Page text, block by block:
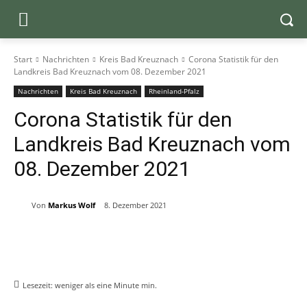
Start Nachrichten Kreis Bad Kreuznach
Corona Statistik für den
Landkreis Bad Kreuznach vom 08. Dezember 2021
Nachrichten Kreis Bad Kreuznach Rheinland-Pfalz
Corona Statistik für den
Landkreis Bad Kreuznach vom
08. Dezember 2021
Von Markus Wolf 8. Dezember 2021
Lesezeit: weniger als eine Minute min.